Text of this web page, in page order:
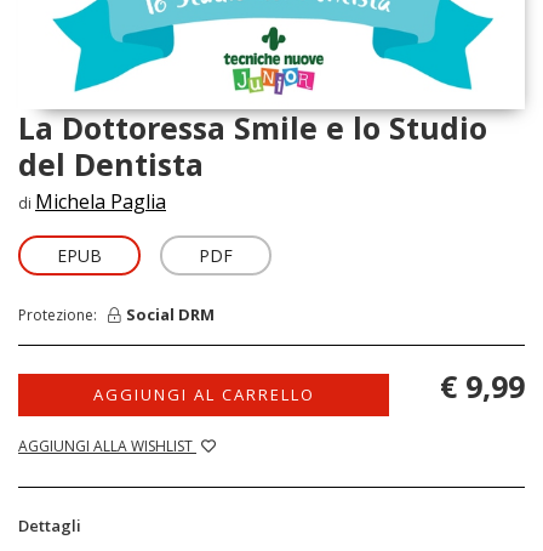
La Dottoressa Smile e lo Studio
del Dentista
di Michela Paglia
EPUB PDF
Protezione: Social DRM
AGGIUNGI AL CARRELLO
AGGIUNGI ALLA WISHLIST
€ 9,99
Dettagli